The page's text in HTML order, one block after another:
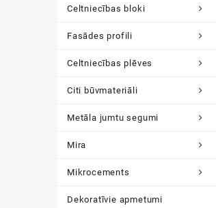
Celtniecības bloki
Fasādes profili
Celtniecības plēves
Citi būvmateriāli
Metāla jumtu segumi
Mira
Mikrocements
Dekoratīvie apmetumi